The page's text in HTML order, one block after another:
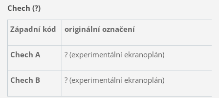
Chech (?)
Západní kód originální označení
Chech A ? (experimentální ekranoplán)
Chech B ? (experimentální ekranoplán)